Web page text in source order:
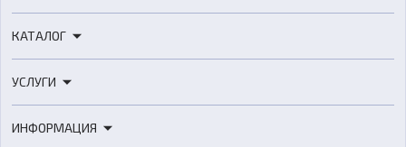
КАТАЛОГ
3D-сканеры
Расходные материалы
УСЛУГИ
3D-моделирование
ИНФОРМАЦИЯ